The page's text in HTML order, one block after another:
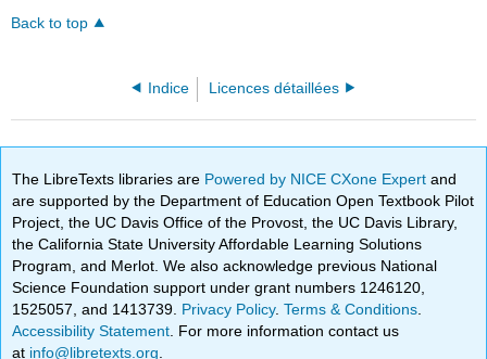
Back to top
Indice Licences détaillées
The LibreTexts libraries are Powered by NICE CXone Expertand
are supported by the Department of Education Open Textbook Pilot
Project, the UC Davis Office of the Provost, the UC Davis Library,
the California State University Affordable Learning Solutions
Program, and Merlot. We also acknowledge previous National
Science Foundation support under grant numbers 1246120,
1525057, and 1413739. Privacy Policy.Terms & Conditions
Accessibility Statement . For more information contact us
at info@libretexts.org